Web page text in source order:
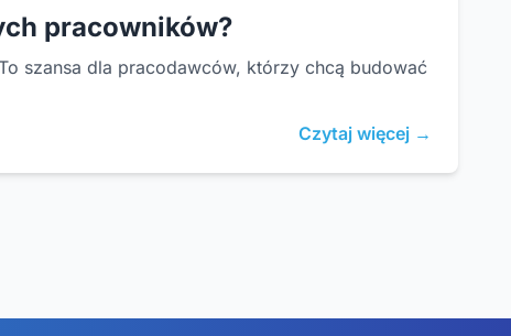
pracowników?
szansa dla pracodawców, którzy chcą budować
Czytaj więcej →